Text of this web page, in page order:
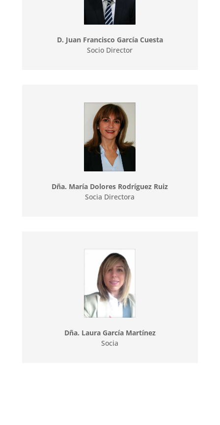
D. Juan Francisco García Cuesta
Socio Director
Dña. María Dolores Rodríguez Ruiz
Socia Directora
Dña. Laura García Martínez
Socia